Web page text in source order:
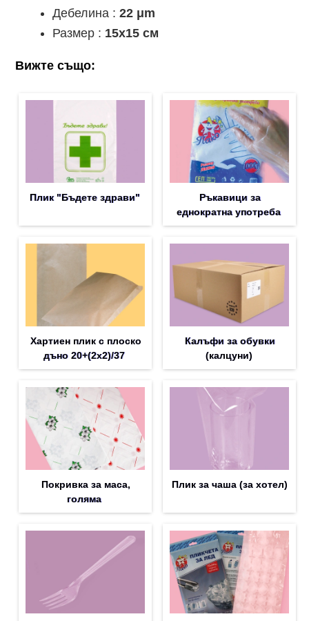
Дебелина : 22 μm
Размер : 15x15 см
Вижте също:
Плик "Бъдете здрави"
Ръкавици за
еднократна употреба
Хартиен плик с плоско
дъно 20+(2х2)/37
Калъфи за обувки
(калцуни)
Покривка за маса,
голяма
Плик за чашa (за хотел)